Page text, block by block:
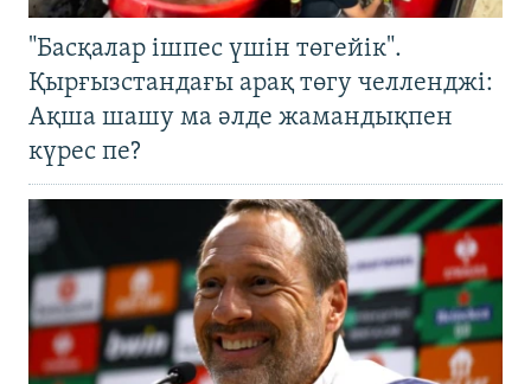
"Басқалар ішпес үшін төгейік".
Қырғызстандағы арақ төгу челленджі:
Ақша шашу ма әлде жамандықпен
күрес пе?